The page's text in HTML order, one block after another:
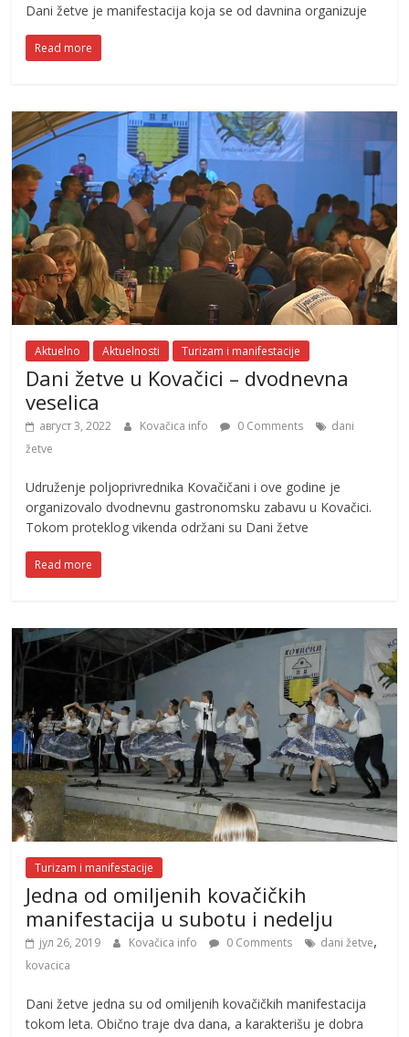
Dani žetve je manifestacija koja se od davnina organizuje
Read more
Aktuelno Aktuelnosti Turizam i manifestacije
Dani žetve u Kovačici – dvodnevna
veselica
август 3, 2022 Kovačica info 0 Comments
dani
žetve
Udruženje poljoprivrednika Kovačičani i ove godine je
organizovalo dvodnevnu gastronomsku zabavu u Kovačici.
Tokom proteklog vikenda održani su Dani žetve
Read more
Turizam i manifestacije
Jedna od omiljenih kovačičkih
manifestacija u subotu i nedelju
јул 26, 2019 Kovačica info 0 Comments dani žetve,
kovacica
Dani žetve jedna su od omiljenih kovačičkih manifestacija
tokom leta. Obično traje dva dana, a karakterišu je dobra